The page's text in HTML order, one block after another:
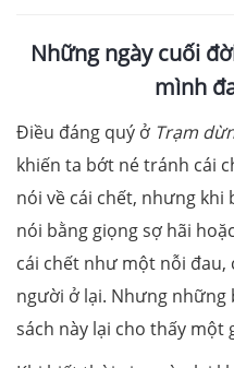
Những ngày cuối
mình
Điều đáng quý ở Trạm
khiến ta bớt né tránh cái
nói về cái chết, nhưng
nói bằng giọng sợ hãi
cái chết như một nỗi đau,
người ở lại. Nhưng
sách này lại cho thấy một